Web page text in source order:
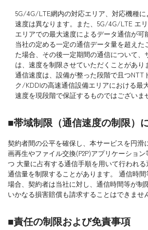
5G/4G/LTE網内の対応エリア、対応機種
速度は異なります。また、5G/4G/LTE エ
エリアでの最大速度によるデータ通信が可
当社の定める一定の通信データ量を超えた
た場合、その後一定期間の通信について、
は、速度を制限させていただくことがあり
通信速度は、設備が整った段階で且つ
ク/KDDIの高速通信設備エリアにおける最
速度を現段階で保証するものではございま
■帯域制限（通信速度の制限）
契約者間の公平を確保し、本サービスを円滑
画再生やファイル交換(P2P)アプリケーショ
つ 大量に占有する通信手順を用いて行われ
通信量を制限することがあります。 通信時
場合、契約者は当社に対し、通信時間等が制
いかなる損害賠償も請求することはできませ
■責任の制限および免責事項